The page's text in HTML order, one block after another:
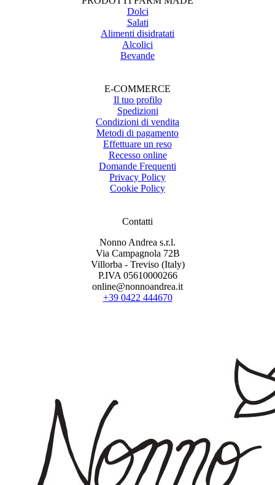
Dolci
Salati
Alimenti disidratati
Alcolici
Bevande
E-COMMERCE
Il tuo profilo
Spedizioni
Condizioni di vendita
Metodi di pagamento
Effettuare un reso
Recesso online
Domande Frequenti
Privacy Policy
Cookie Policy
Contatti
Nonno Andrea s.r.l.
Via Campagnola 72B
Villorba - Treviso (Italy)
P.IVA 05610000266
online@nonnoandrea.it
+39 0422 444670